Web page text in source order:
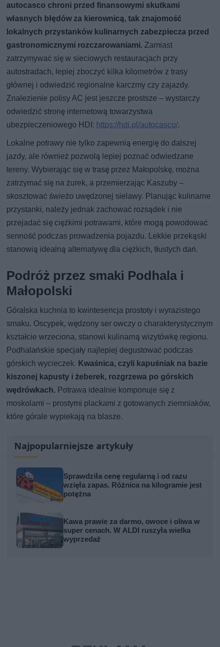
autocasco chroni przed finansowymi skutkami
własnych błędów za kierownicą, tak znajomość
lokalnych przystanków kulinarnych zabezpiecza przed
gastronomicznymi rozczarowaniami. Zamiast
zatrzymywać się w sieciowych restauracjach przy
autostradach, lepiej zboczyć kilka kilometrów z trasy
głównej i odwiedzić regionalne karczmy czy zajazdy.
Znalezienie polisy AC jest jeszcze prostsze – wystarczy
odwiedzić stronę internetową towarzystwa
ubezpieczeniowego HDI: https://hdi.pl/autocasco/.
Lokalne potrawy nie tylko zapewnią energię do dalszej
jazdy, ale również pozwolą lepiej poznać odwiedzane
tereny. Wybierając się w trasę przez Małopolskę, można
zatrzymać się na żurek, a przemierzając Kaszuby –
skosztować świeżo uwędzonej sielawy. Planując kulinarne
przystanki, należy jednak zachować rozsądek i nie
przejadać się ciężkimi potrawami, które mogą powodować
senność podczas prowadzenia pojazdu. Lekkie przekąski
stanowią idealną alternatywę dla ciężkich, tłustych dań.
Podróż przez smaki Podhala i
Małopolski
Góralska kuchnia to kwintesencja prostoty i wyrazistego
smaku. Oscypek, wędzony ser owczy o charakterystycznym
kształcie wrzeciona, stanowi kulinarną wizytówkę regionu.
Podhalańskie specjały najlepiej degustować podczas
górskich wycieczek. Kwaśnica, czyli kapuśniak na bazie
kiszonej kapusty i żeberek, rozgrzewa po górskich
wędrówkach. Potrawa idealnie komponuje się z
moskolami – prostymi plackami z gotowanych ziemniaków,
które górale wypiekają na blasze.
Najpopularniejsze artykuły
Sprawdziła cenę regularną i od razu
wzięła zapas. Różnica na kilogramie jest
potężna
Kawa prawie za darmo, owoce i oliwa w
super cenach. W ALDI ruszyła wielka
wyprzedaż